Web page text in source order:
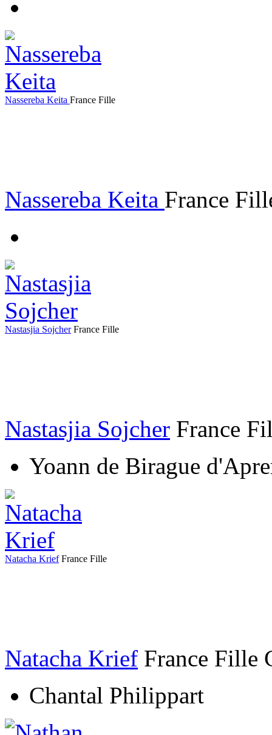
Nassereba Keita France Fille
Nassereba Keita France
Nastasjia Sojcher France Fille
Nastasjia Sojcher France
Yoann de Birague
Natacha Krief France Fille
Natacha Krief France Fille
Chantal Philippart